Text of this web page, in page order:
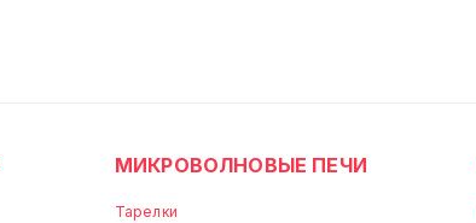
МИКРОВОЛНОВЫЕ ПЕЧИ
Тарелки